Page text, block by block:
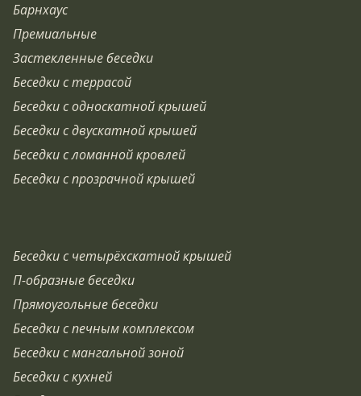
Барнхаус
Премиальные
Застекленные беседки
Беседки с террасой
Беседки с односкатной крышей
Беседки с двускатной крышей
Беседки с ломанной кровлей
Беседки с прозрачной крышей
Беседки с четырёхскатной крышей
П-образные беседки
Прямоугольные беседки
Беседки с печным комплексом
Беседки с мангальной зоной
Беседки с кухней